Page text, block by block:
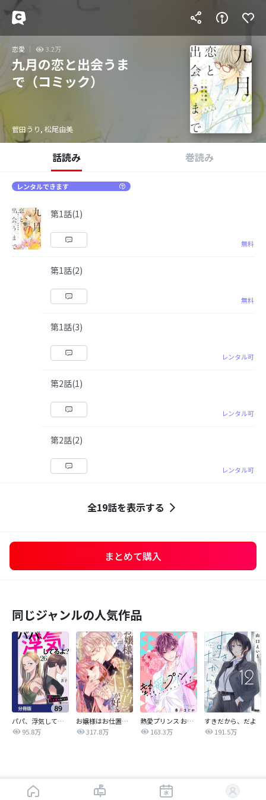
恋愛 3.2万
九月の恋と出会うま
で（コミック）
菅田うり, 松尾由美
話読み 巻読み
レンタルできます
第1話(1)
無料
第1話(2)
無料
第1話(3)
レンタル可
第2話(1)
レンタル可
第2話(2)
レンタル可
全19話を表示する
まとめて購入
同じジャンルの人気作品
パパ、浮気してるよ？娘と二人でクズ夫を捨てます【分冊版】
95.8万
お嬢様はお仕置きが好き
317.8万
熱愛プリンス お兄ちゃんはキミが好き
163.3万
すきだから、だよ
191.5万